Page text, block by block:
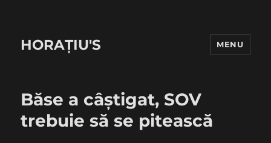
HORAȚIU'S MENU
Băse a câștigat, SOV
trebuie să se pitească